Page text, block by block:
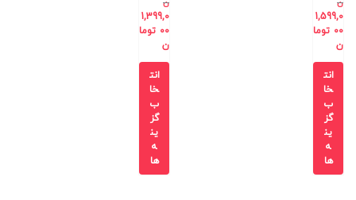
ن
1,599,0
00 توما
ن
انت
خا
ب
گز
ین
ه
ها
ن
1,399,0
00 توما
ن
انت
خا
ب
گز
ین
ه
ها